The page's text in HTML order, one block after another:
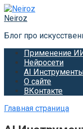
Перейти
к
Neiroz
Блог про
Применение
Нейросети
AI
О сайте
ВКонтакте
Главная страница